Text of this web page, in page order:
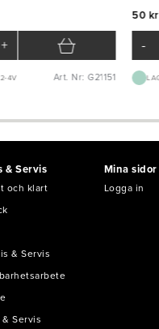
+
2-4V Art. Nr: G21151
50
-
& Servis
och klart
& Servis
Servis
Mina sidor
Logga in